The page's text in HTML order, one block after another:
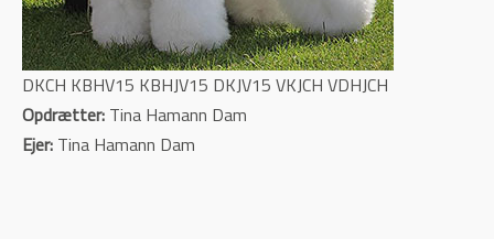
DKCH KBHV15 KBHJV15 DKJV15 VKJCH VDHJCH
Opdrætter: Tina Hamann Dam
Ejer: Tina Hamann Dam